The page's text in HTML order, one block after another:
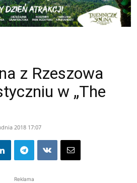
z Rzeszowa
w „The
2018 17:07
Reklama